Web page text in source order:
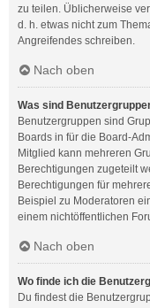
zu teilen. Üblicherweise
d. h. etwas nicht zum
Angreifendes schreiben.
Nach oben
Was sind
Benutzergruppen sind
Boards in für die Board-
Mitglied kann mehreren
Berechtigungen zugeteilt
Berechtigungen für
Beispiel zu Moderatoren
einem nichtöffentlichen
Nach oben
Wo finde ich die
Du findest die